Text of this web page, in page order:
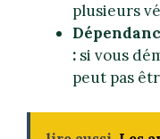
plusieurs
: si vous
peut pas